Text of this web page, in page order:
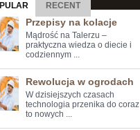
RECENT
Przepisy na kolacje
Mądrość na Talerzu –
praktyczna wiedza o diecie i
codziennym ...
Rewolucja w ogrodach
W dzisiejszych ‍czasach
technologia przenika do coraz​
to nowych ...